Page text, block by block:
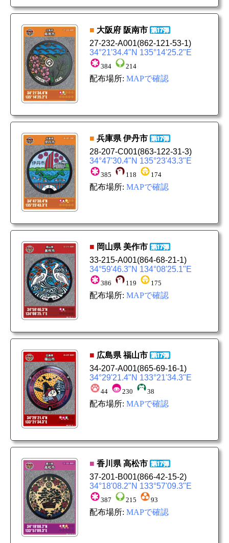
■ 大阪府 阪南市
27-232-A001(862-121-53-1)
34°21'34.4"N 135°14'25.2"E
384 214
配布場所: MAPで確認
■ 兵庫県 伊丹市
28-207-C001(863-122-31-3)
34°47'30.4"N 135°23'43.3"E
385 118 174
配布場所: MAPで確認
■ 岡山県 美作市
33-215-A001(864-68-21-1)
34°59'46.3"N 134°08'25.1"E
386 119 175
配布場所: MAPで確認
■ 広島県福山市
34-207-A001(865-69-16-1)
34°29'21.4"N 133°21'34.3"E
44 230 38
配布場所: MAPで確認
■ 香川県 高松市
37-201-B001(866-42-15-2)
34°18'08.2"N 133°57'09.3"E
387 215 93
配布場所: MAPで確認